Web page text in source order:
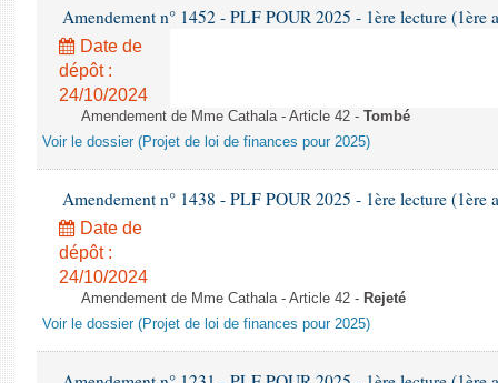
Amendement n° 1452 - PLF POUR 2025 - 1ère lecture (1ère
Date de
dépôt :
24/10/2024
Amendement de Mme Cathala - Article 42 - Tombé
Voir le dossier (Projet de loi de finances pour 2025)
Amendement n° 1438 - PLF POUR 2025 - 1ère lecture (1ère
Date de
dépôt :
24/10/2024
Amendement de Mme Cathala - Article 42 - Rejeté
Voir le dossier (Projet de loi de finances pour 2025)